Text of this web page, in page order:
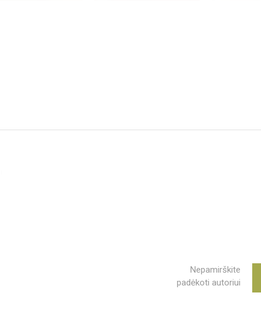
Nepamirškite
padėkoti autoriui